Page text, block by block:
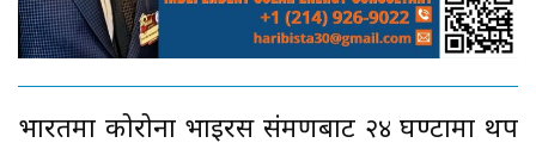
भारतमा कोरोना भाइरस संक्रमणबाट २४ घण्टामा थप